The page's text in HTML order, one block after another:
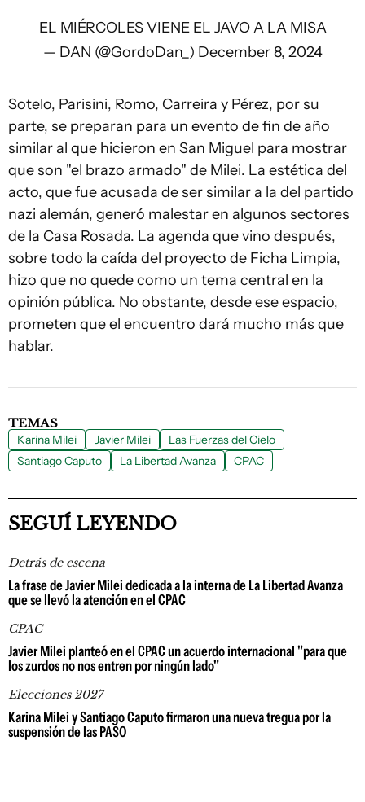
EL MIÉRCOLES VIENE EL JAVO A LA MISA
— DAN (@GordoDan_) December 8, 2024
Sotelo, Parisini, Romo, Carreira y Pérez, por su
parte, se preparan para un evento de fin de año
similar al que hicieron en San Miguel para mostrar
que son "el brazo armado" de Milei. La estética del
acto, que fue acusada de ser similar a la del partido
nazi alemán, generó malestar en algunos sectores
de la Casa Rosada. La agenda que vino después,
sobre todo la caída del proyecto de Ficha Limpia,
hizo que no quede como un tema central en la
opinión pública. No obstante, desde ese espacio,
prometen que el encuentro dará mucho más que
hablar.
TEMAS
Karina Milei Javier Milei
Las Fuerzas del Cielo
Santiago Caputo
La Libertad Avanza CPAC
SEGUÍ LEYENDO
Detrás de escena
La frase de Javier Milei dedicada a la interna de La Libertad Avanza
que se llevó la atención en el CPAC
CPAC
Javier Milei planteó en el CPAC un acuerdo internacional "para que
los zurdos no nos entren por ningún lado"
Elecciones 2027
Karina Milei y Santiago Caputo firmaron una nueva tregua por la
suspensión de las PASO